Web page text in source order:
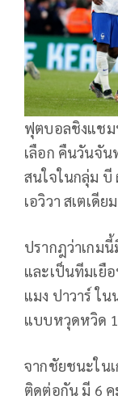
ฟุตบอลชิงแชม
เลือก คืนวันจั
สนใจในกลุ่ม บี
เอวิวา สเตเดียม
ปรากฎว่าเกม
และเป็นทีมเยื
แมง ปาวาร์ ใ
แบบหวุดหวิด
จากชัยชนะใน
ติดต่อกัน มี 6